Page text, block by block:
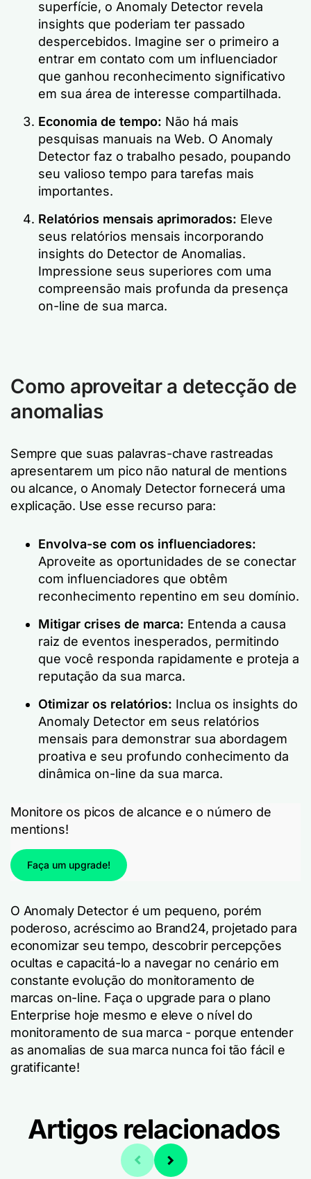
superfície, o Anomaly Detector revela
insights que poderiam ter passado
despercebidos. Imagine ser o primeiro a
entrar em contato com um influenciador
que ganhou reconhecimento significativo
em sua área de interesse compartilhada.
Economia de tempo: Não há mais
pesquisas manuais na Web. O Anomaly
Detector faz o trabalho pesado, poupando
seu valioso tempo para tarefas mais
importantes.
Relatórios mensais aprimorados: Eleve
seus relatórios mensais incorporando
insights do Detector de Anomalias.
Impressione seus superiores com uma
compreensão mais profunda da presença
on-line de sua marca.
Como aproveitar a detecção de
anomalias
Sempre que suas palavras-chave rastreadas
apresentarem um pico não natural de mentions
ou alcance, o Anomaly Detector fornecerá uma
explicação. Use esse recurso para:
Envolva-se com os influenciadores:
Aproveite as oportunidades de se conectar
com influenciadores que obtêm
reconhecimento repentino em seu domínio.
Mitigar crises de marca: Entenda a causa
raiz de eventos inesperados, permitindo
que você responda rapidamente e proteja a
reputação da sua marca.
Otimizar os relatórios: Inclua os insights do
Anomaly Detector em seus relatórios
mensais para demonstrar sua abordagem
proativa e seu profundo conhecimento da
dinâmica on-line da sua marca.
Monitore os picos de alcance e o número de
mentions!
Faça um upgrade!
O Anomaly Detector é um pequeno, porém
poderoso, acréscimo ao Brand24, projetado para
economizar seu tempo, descobrir percepções
ocultas e capacitá-lo a navegar no cenário em
constante evolução do monitoramento de
marcas on-line. Faça o upgrade para o plano
Enterprise hoje mesmo e eleve o nível do
monitoramento de sua marca - porque entender
as anomalias de sua marca nunca foi tão fácil e
gratificante!
Artigos relacionados